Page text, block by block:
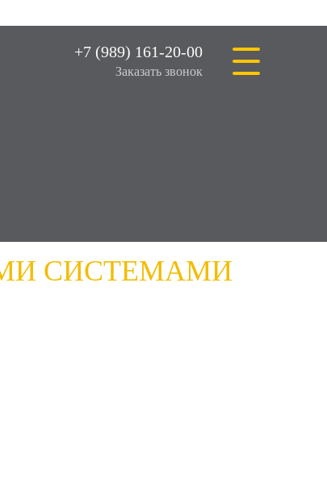
+7 (989) 161-20-00
Заказать звонок
СИСТЕМАМИ